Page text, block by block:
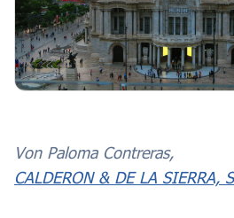
Von Paloma Contreras,
CALDERON & DE LA SIERRA,